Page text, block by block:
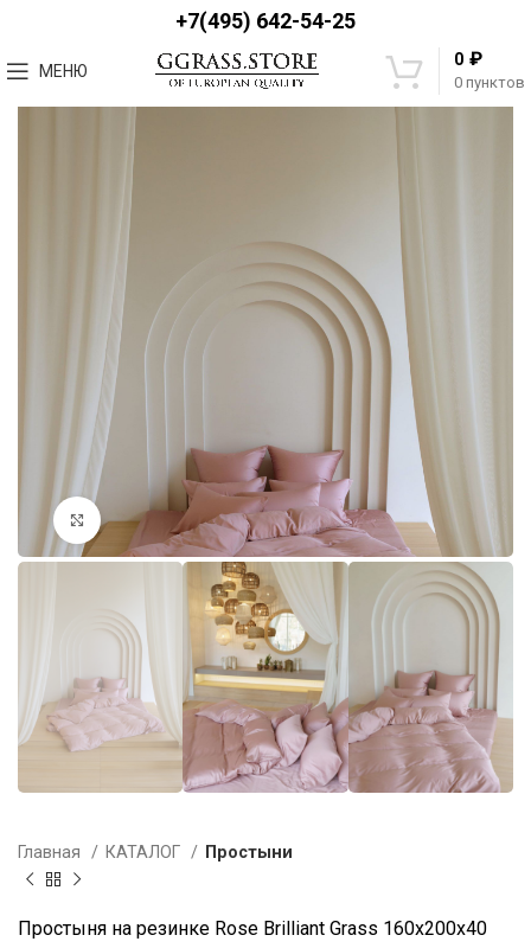
+7(495) 642-54-25
МЕНЮ
0 пунктов
0 ₽
Увеличить
Главная КАТАЛОГ Простыни
Простыня на резинке Rose Brilliant Grass 160х200х40